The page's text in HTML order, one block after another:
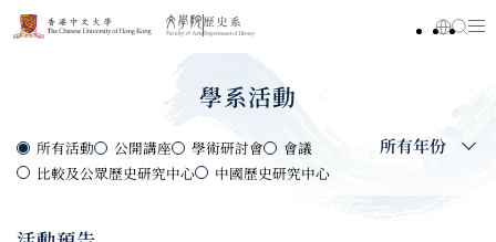
學系活動
所有活動 公開講座 學術研討會
會議
比較及公眾歷史研究中心
中國歷史研究中心
所有年份